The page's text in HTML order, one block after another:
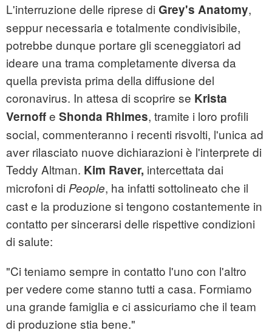
L'interruzione delle riprese di Grey's Anatomy,
seppur necessaria e totalmente condivisibile,
potrebbe dunque portare gli sceneggiatori ad
ideare una trama completamente diversa da
quella prevista prima della diffusione del
coronavirus. In attesa di scoprire se Krista
Vernoffe Shonda Rhimes, tramite i loro profili
social, commenteranno i recenti risvolti, l'unica ad
aver rilasciato nuove dichiarazioni è l'interprete di
Teddy Altman. Kim Raver, intercettata dai
microfoni di People, ha infatti sottolineato che il
cast e la produzione si tengono costantemente in
contatto per sincerarsi delle rispettive condizioni
di salute:
"Ci teniamo sempre in contatto l'uno con l'altro
per vedere come stanno tutti a casa. Formiamo
una grande famiglia e ci assicuriamo che il team
di produzione stia bene."